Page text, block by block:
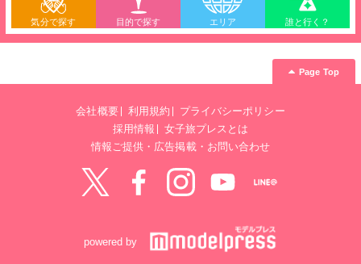
気分で探す 目的で探す エリア 誰と行く？
Page Top
会社概要 利用規約
プライバシーポリシー
採用情報
女子旅プレスとは
情報ご提供・広告掲載・お問い合わせ
powered by